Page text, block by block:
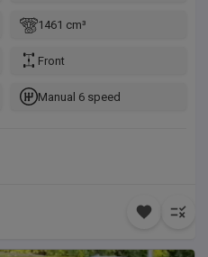
1461 cm³
Front
Manual 6 speed